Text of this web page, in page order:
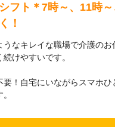
フト＊7時～、11時
！
なキレイな職場で介護の
けやすいです。
！自宅にいながらスマホ